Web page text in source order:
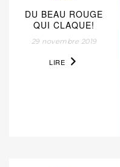
DU BEAU ROUGE
QUI CLAQUE!
29 novembre 2019
LIRE